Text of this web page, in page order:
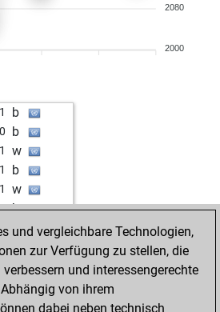
2080
2000
1 b
0 b
1 w
1 b
1 w
0 b
0 w
0 b
0 w
1 b
1 w
und vergleichbare Technologien,
zur Verfügung zu stellen, die
und interessengerechte
von ihrem
dabei neben technisch